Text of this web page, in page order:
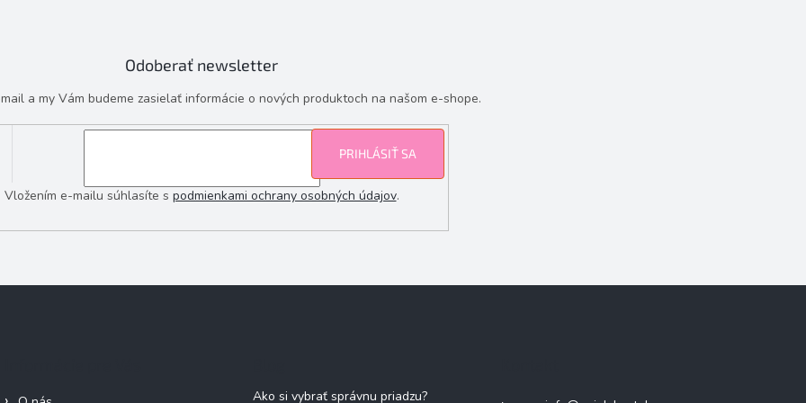
Odoberať newsletter
a my Vám budeme zasielať informácie o nových produktoch na našom e-shope.
Vložením e-mailu súhlasíte s podmienkami ochrany osobných údajov.
PRIHLÁSIŤ SA
Ako si vybrať správnu priadzu?